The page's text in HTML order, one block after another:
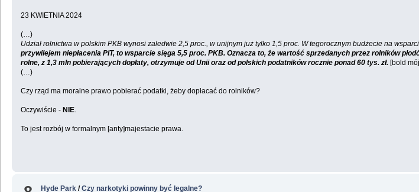
23 KWIETNIA 2024
(…)
Udział rolnictwa w polskim PKB wynosi zaledwie 2,5 proc., w unijnym już tylko 1,5 proc. W tegorocznym budżecie na
przywilejem niepłacenia PIT, to wsparcie sięga 5,5 proc. PKB. Oznacza to, że wartość sprzedanych przez rolników
rolne, z 1,3 mln pobierających dopłaty, otrzymuje od Unii oraz od polskich podatników rocznie ponad 60 tys. zł.[bold
(…)
Czy rząd ma moralne prawo pobierać podatki, żeby dopłacać do rolników?
Oczywiście - NIE.
To jest rozbój w formalnym [anty]majestacie prawa.
Hyde Park /Czy narkotyki powinny być legalne?